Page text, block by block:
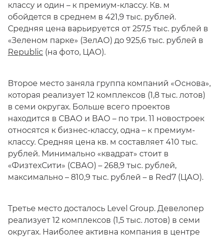
классу и один – к премиум-классу. Кв. м
обойдется в среднем в 421,9 тыс. рублей.
Средняя цена варьируется от 257,5 тыс. рублей в
«Зеленом парке» (ЗелАО) до 925,6 тыс. рублей в
Republic (на фото, ЦАО).
Второе место заняла группа компаний «Основа»,
которая реализует 12 комплексов (1,8 тыс. лотов)
в семи округах. Больше всего проектов
находится в СВАО и ВАО – по три. 11 новостроек
относятся к бизнес-классу, одна – к премиум-
классу. Средняя цена кв. м составляет 410 тыс.
рублей. Минимально «квадрат» стоит в
«ФизтехСити» (СВАО) – 268,9 тыс. рублей,
максимально – 810,9 тыс. рублей – в Red7 (ЦАО).
Третье место досталось Level Group. Девелопер
реализует 12 комплексов (1,5 тыс. лотов) в семи
округах. Наиболее активна компания в центре